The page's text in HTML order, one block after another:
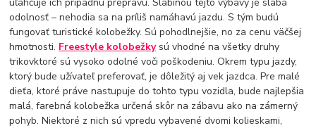
odolnosť – nehodia sa na príliš namáhavú jazdu. S tým budú
fungovať turistické kolobežky. Sú pohodlnejšie, no za cenu väčšej
hmotnosti. Freestyle kolobežkysú vhodné na všetky druhy
trikovktoré sú vysoko odolné voči poškodeniu. Okrem typu jazdy,
ktorý bude užívateľ preferovať, je dôležitý aj vek jazdca. Pre malé
dieťa, ktoré práve nastupuje do tohto typu vozidla, bude najlepšia
malá, farebná kolobežka určená skôr na zábavu ako na zámerný
pohyb. Niektoré z nich sú vpredu vybavené dvomi kolieskami,